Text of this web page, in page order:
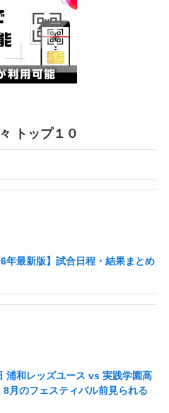
トップ１０
年最新版】試合日程・結果まとめ
浦和レッズユース vs 実践学園高
月のフェスティバル前見られる